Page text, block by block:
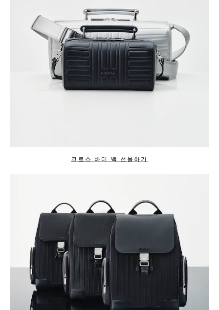
크로스 바디 백 선물하기